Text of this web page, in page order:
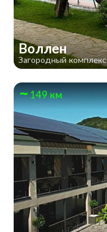
Воллен
Загородный комплекс
149 км